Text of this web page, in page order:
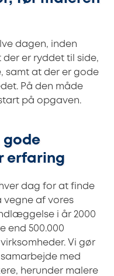
dagen, inden
der er ryddet til side,
samt at der er gode
På den måde
på opgaven.
gode
erfaring
dag for at finde
af vores
i år 2000
end 500.000
Vi gør
med
herunder malere